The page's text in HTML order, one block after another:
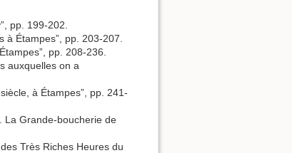
pp. 199-202.
à Étampes”, pp. 203-207.
pp. 208-236.
auxquelles on a
à Étampes”, pp. 241-
La Grande-boucherie de
Très Riches Heures du